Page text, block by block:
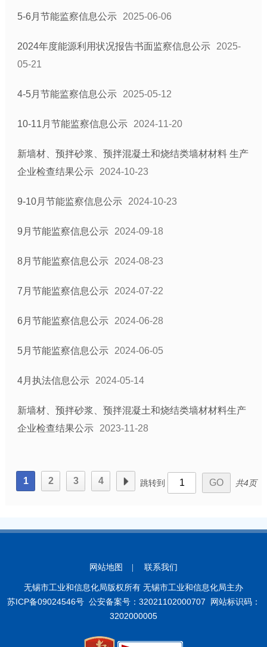
5-6月节能监察信息公示 2025-06-06
2024年度能源利用状况报告书面监察信息公示
2025-
05-21
4-5月节能监察信息公示 2025-05-12
10-11月节能监察信息公示 2024-11-20
新墙材、预拌砂浆、预拌混凝土和烧结类墙材材料 生产
企业检查结果公示
2024-10-23
9-10月节能监察信息公示 2024-10-23
9月节能监察信息公示 2024-09-18
8月节能监察信息公示 2024-08-23
7月节能监察信息公示 2024-07-22
6月节能监察信息公示 2024-06-28
5月节能监察信息公示 2024-06-05
4月执法信息公示 2024-05-14
新墙材、预拌砂浆、预拌混凝土和烧结类墙材材料生产
企业检查结果公示
2023-11-28
1 2 3 4 跳转到 共4页
网站地图 联系我们
无锡市工业和信息化局版权所有 无锡市工业和信息化局主办
苏ICP备09024546号 公安备案号：32021102000707 网站标识码：
3202000005